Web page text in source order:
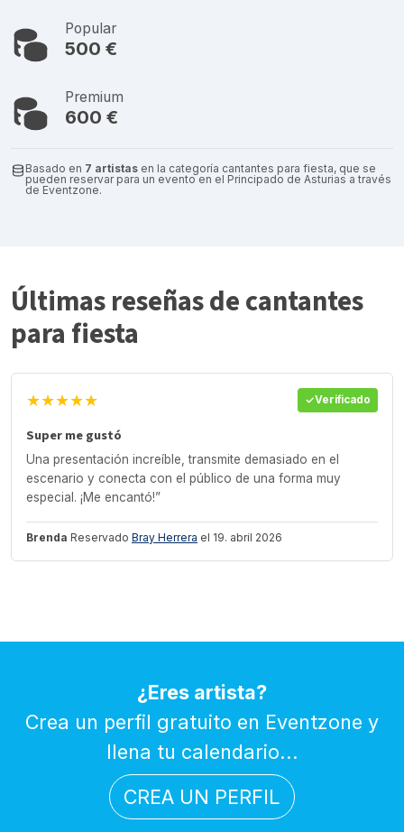
Popular
500 €
Premium
600 €
Basado en 7 artistas en la categoría cantantes para fiesta, que se
pueden reservar para un evento en el Principado de Asturias a través
de Eventzone.
Últimas reseñas de cantantes
para fiesta
★★★★★ Verificado
Super me gustó
Una presentación increíble, transmite demasiado en el
escenario y conecta con el público de una forma muy
especial. ¡Me encantó!”
Brenda Reservado Bray Herrera el 19. abril 2026
¿Eres artista?
Crea un perfil gratuito en Eventzone y
llena tu calendario...
CREA UN PERFIL